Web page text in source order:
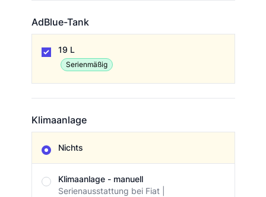
AdBlue-Tank
19 L
Serienmäßig
Klimaanlage
Nichts
Klimaanlage - manuell
Serienausstattung bei Fiat |